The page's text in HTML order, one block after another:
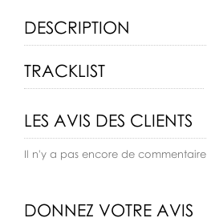
DESCRIPTION
TRACKLIST
LES AVIS DES CLIENTS
Il n'y a pas encore de commentaire
DONNEZ VOTRE AVIS